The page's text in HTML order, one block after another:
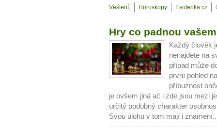
Věštení, Horoskopy Esoterika.cz
Hry co padnou
Každý člověk
nenajdete na
případ může
první pohled
příbuznost
je ovšem jiná ač i zde jsou mezi
určitý podobný charakter
Svou úlohu v tom mají i